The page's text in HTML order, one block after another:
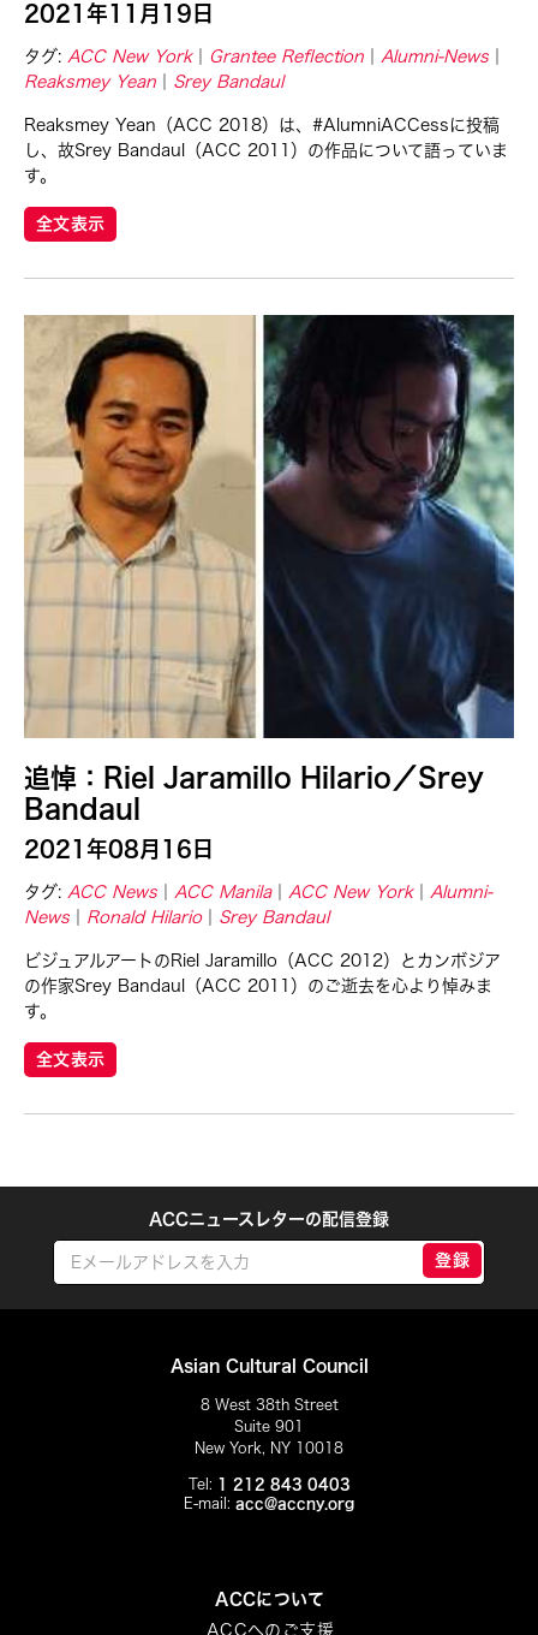
Basilio Esteban Villaruz
Benille Priyanka
Bonnie Marranca
Cambodian Living Arts
Charles Reinhart
Charles Yee
Chen Jia-Kuen
Cheng Enoch Tak Yan
Cheng-Han Wu
Chien-Ying Tseng
Ching Chiang
Ching Chin Wai
Christine Choy
Christine Muyco
Crossing Borders Music
Dayang Yraola
Dinh Q Le
Ebrahim Alkazi
Eiko & Koma
Emmanuele Phuon
Enrico Isamu Oyama
Eric Schorr
Francisco Feliciano
Gino Gopez Gonzales
2021年11月19日
タグ: ACC New York Grantee Reflection
Alumni-News
Reaksmey Yean
Srey Bandaul
Reaksmey Yean（ACC 2018）は、#AlumniACCessに投稿
し、故Srey Bandaul（ACC 2011）の作品について語っていま
す。
全文表示
追悼：Riel Jaramillo Hilario／Srey
Bandaul
2021年08月16日
タグ: ACC News ACC Manila ACC New York
Alumni-
News
Ronald Hilario Srey Bandaul
ビジュアルアートのRiel Jaramillo（ACC 2012）とカンボジア
の作家Srey Bandaul（ACC 2011）のご逝去を心より悼みま
す。
全文表示
ACCニュースレターの配信登録
登録
Asian Cultural Council
8 West 38th Street
Suite 901
New York, NY 10018
Tel: 1 212 843 0403
E-mail: acc@accny.org
ACCについて
ACCへのご支援